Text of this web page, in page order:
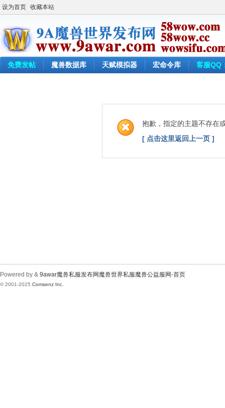
设为首页 收藏本站
免费发帖 魔兽数据库 天赋模拟器 宏命令库 客服QQ
抱歉，指定的主题不存在
[ 点击这里返回上一页 ]
Powered by & 9awar魔兽私服发布网魔兽世界私服魔兽公益服网-首页
© 2001-2025 Comsenz Inc.